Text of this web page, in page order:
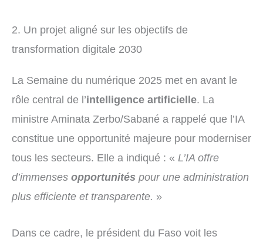
2. Un projet aligné sur les objectifs de
transformation digitale 2030
La Semaine du numérique 2025 met en avant le
rôle central de l’intelligence artificielle. La
ministre Aminata Zerbo/Sabané a rappelé que l’IA
constitue une opportunité majeure pour moderniser
tous les secteurs. Elle a indiqué : « L’IA offre
d’immenses opportunités pour une administration
plus efficiente et transparente. »
Dans ce cadre, le président du Faso voit les